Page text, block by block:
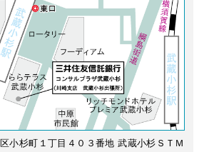
小杉町１丁目４０３番地 武蔵小杉ＳＴＭ